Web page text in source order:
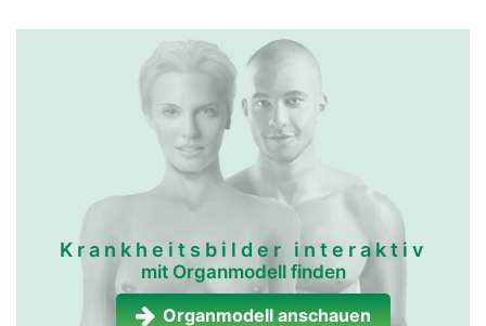
Krankheitsbilder interaktiv
mit Organmodell finden
Organmodell anschauen